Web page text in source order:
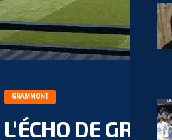
GRAMMONT
L’ÉCHO DE